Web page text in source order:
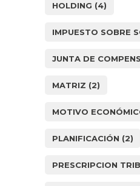
HOLDING (4)
IMPUESTO SOBRE
JUNTA DE
MATRIZ (2)
MOTIVO
PLANIFICACIÓN (2)
PRESCRIPCION